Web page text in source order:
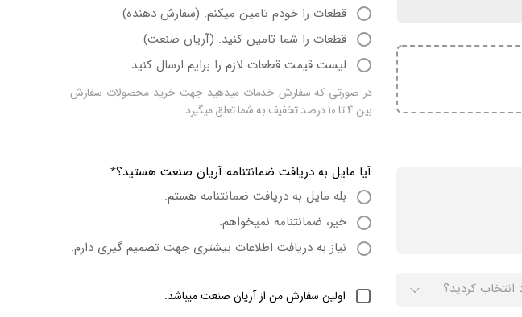
قطعات را خودم تامین میکنم. (سفارش دهنده)
قطعات را شما تامین کنید. (آریان صنعت)
لیست قیمت قطعات لازم را برایم ارسال کنید.
آیا مایل به دریافت ضمانتنامه آریان صنعت هستید؟
بله مایل به دریافت ضمانتنامه هستم.
خیر، ضمانتنامه نمیخواهم.
نیاز به دریافت اطلاعات بیشتری جهت تصمیم گیری دارم.
اولین سفارش من از آریان صنعت میباشد.
در صورتی که سفارش خدمات میدهید جهت خرید محصولات سفارش
بین 4 تا 10 درصد تخفیف به شما تعلق میگیرد.